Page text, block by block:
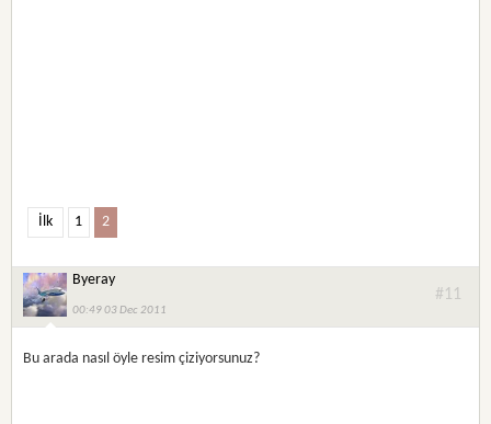
İlk 1 2
Byeray
00:49 03 Dec 2011
#11
Bu arada nasıl öyle resim çiziyorsunuz?